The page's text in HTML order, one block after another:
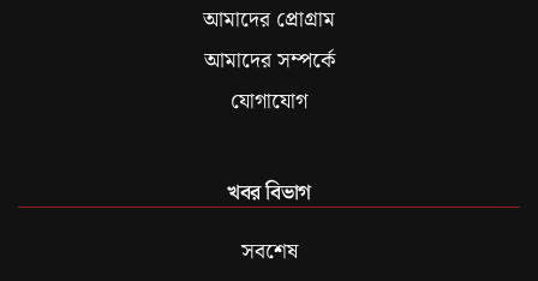
আমাদের প্রোগ্রাম
আমাদের সম্পর্কে
যোগাযোগ
খবর বিভাগ
সবশেষ